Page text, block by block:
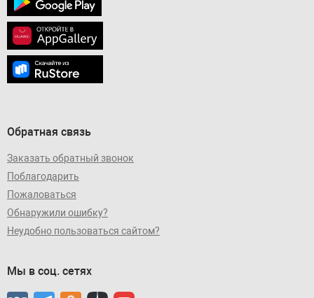
Обратная связь
Заказать обратный звонок
Поблагодарить
Пожаловаться
Обнаружили ошибку?
Неудобно пользоваться сайтом?
Мы в соц. сетях